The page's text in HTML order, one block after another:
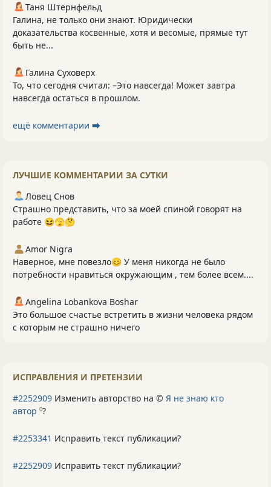
Таня Штернфельд
Галина, не только они знают. Юридически
доказательства косвенные, хотя и весомые, прямые тут
быть не...
Галина Суховерх
То, что сегодня считал: –Это навсегда! Может завтра
навсегда остаться в прошлом.
ещё комментарии ⮕
ЛУЧШИЕ КОММЕНТАРИИ ЗА СУТКИ
Ловец Снов
Страшно представить, что за моей спиной говорят на
работе 😆🫣🤔
Amor Nigra
Наверное, мне повезло😊 У меня никогда не было
потребности нравиться окружающим , тем более всем....
Angelina Lobankova Boshar
Это большое счастье встретить в жизни человека рядом
с которым не страшно ничего
ИСПРАВЛЕНИЯ И ПРЕТЕНЗИИ
#2252909 Изменить авторство на © Я не знаю кто
автор 0?
#2253341 Исправить текст публикации?
#2252909 Исправить текст публикации?